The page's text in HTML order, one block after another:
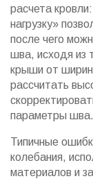
расчета
нагрузку»
после чего
шва, исходя из
крыши от
рассчитать
параметры шва.
Типичные
колебания,
материалов и